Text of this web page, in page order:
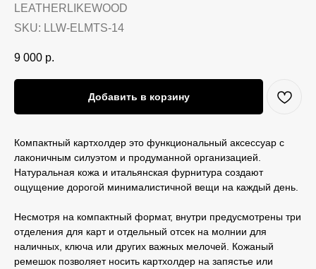
LEATHERLIKEWOOD
SKU: LLW-ELMTS-14
9 000 р.
Добавить в корзину
Компактный картхолдер это функциональный аксессуар с
лаконичным силуэтом и продуманной организацией.
Натуральная кожа и итальянская фурнитура создают
ощущение дорогой минималистичной вещи на каждый день.
Несмотря на компактный формат, внутри предусмотрены три
отделения для карт и отдельный отсек на молнии для
наличных, ключа или других важных мелочей. Кожаный
ремешок позволяет носить картхолдер на запястье или